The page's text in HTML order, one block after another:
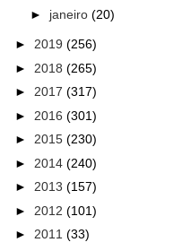
► janeiro (20)
► 2019 (256)
► 2018 (265)
► 2017 (317)
► 2016 (301)
► 2015 (230)
► 2014 (240)
► 2013 (157)
► 2012 (101)
► 2011 (33)